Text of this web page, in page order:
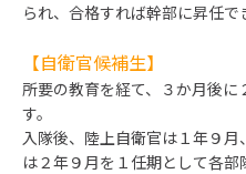
られ、合格すれば幹部に昇任で
【自衛官候補生】
所要の教育を経て、３か月後
す。
入隊後、陸上自衛官は１年９
は２年９月を１任期として各部